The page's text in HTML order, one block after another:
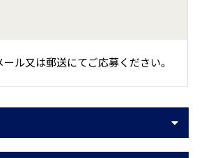
ール又は郵送にてご応募ください。